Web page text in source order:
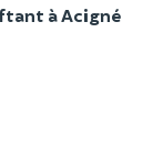
à Acigné